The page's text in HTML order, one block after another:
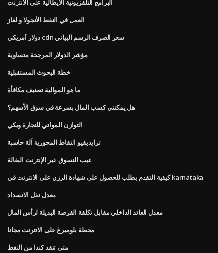
البرامج التلفزيونية الايطالية على الانترنت
العمل في النفط الأنجولا والغاز
دولار أمريكي cdn سعر الصرف الرسم البياني
مؤشر الدولار المرجحة متساوية
خطة البحوث المستقبلية
ما هو الموالية تصنيف مكافأة
هل يمكنني كسب المال بسرعة في سوق الأسهم؟
التوازن المواتي للتجارة ويكي
ترايديفيو النقاط المحورية آلة حاسبة
عيب التسوق عبر الإنترنت البقالة
كيفية التقدم بطلب للحصول على شهادة الرزن على الانترنت في karnataka
معدل نقل الانسداد
معدل العائد الداخلي مقابل تكلفة الفرصة البديلة لرأس المال
محطة بلومبرغ على الانترنت مجانا
متى تنفد كندا من النفط